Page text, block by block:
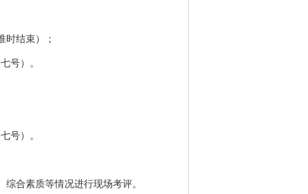
结束）；
号）。
号）。
合素质等情况进行现场考评。